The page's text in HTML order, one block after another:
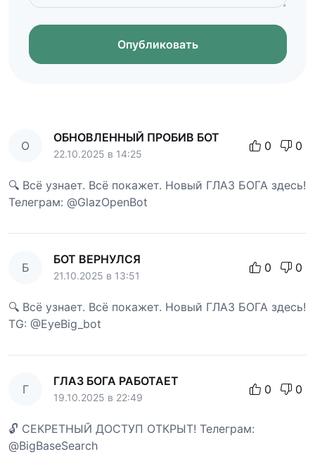
Опубликовать
О
ОБНОВЛЕННЫЙ ПРОБИВ БОТ
22.10.2025 в 14:25
0 0
🔍 Всё узнает. Всё покажет. Новый ГЛАЗ БОГА здесь!
Телеграм: @GlazOpenBot
Б
БОТ ВЕРНУЛСЯ
21.10.2025 в 13:51
0 0
🔍 Всё узнает. Всё покажет. Новый ГЛАЗ БОГА здесь!
TG: @EyeBig_bot
Г
ГЛАЗ БОГА РАБОТАЕТ
19.10.2025 в 22:49
0 0
🔓 СЕКРЕТНЫЙ ДОСТУП ОТКРЫТ! Телеграм:
@BigBaseSearch